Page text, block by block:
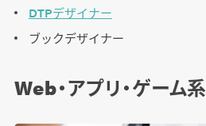
DTPデザイナー
ブックデザイナー
Web・アプリ・ゲーム系